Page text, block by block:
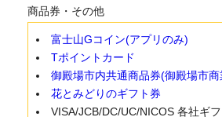
商品券・その他
富士山Gコイン(アプリのみ)
Tポイントカード
御殿場市内共通商品券(御殿場市
花とみどりのギフト券
VISA/JCB/DC/UC/NICOS 各社ギ